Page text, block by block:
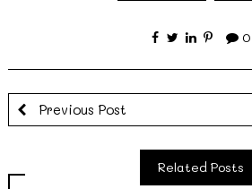
0
Previous Post
Related Posts